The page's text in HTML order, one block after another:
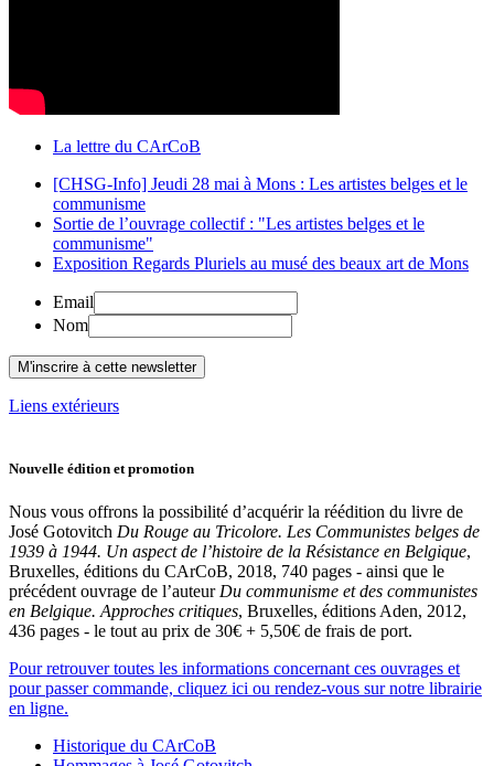
La lettre du CArCoB
[CHSG-Info] Jeudi 28 mai à Mons : Les artistes belges et le
communisme
Sortie de l’ouvrage collectif : "Les artistes belges et le
communisme"
Exposition Regards Pluriels au musé des beaux art de Mons
Email
Nom
Liens extérieurs
Nouvelle édition et promotion
Nous vous offrons la possibilité d’acquérir la réédition du livre de
José Gotovitch Du Rouge au Tricolore. Les Communistes belges de
1939 à 1944. Un aspect de l’histoire de la Résistance en Belgique,
Bruxelles, éditions du CArCoB, 2018, 740 pages - ainsi que le
précédent ouvrage de l’auteur Du communisme et des communistes
en Belgique. Approches critiques, Bruxelles, éditions Aden, 2012,
436 pages - le tout au prix de 30€ + 5,50€ de frais de port.
Pour retrouver toutes les informations concernant ces ouvrages et
pour passer commande, cliquez ici ou rendez-vous sur notre librairie
en ligne.
Historique du CArCoB